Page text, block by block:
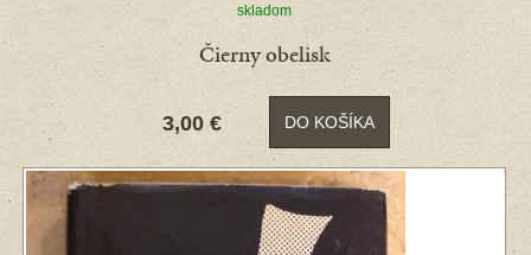
skladom
Čierny obelisk
3,00 € DO KOŠÍKA